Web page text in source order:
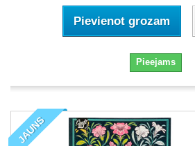
Pievienot grozam
Pieejams
JAUNS